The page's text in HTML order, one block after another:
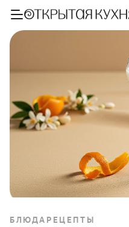
БЛЮДА РЕЦЕПТЫ